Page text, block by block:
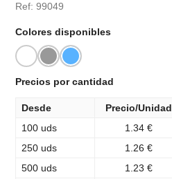
Ref: 99049
Colores disponibles
Precios por cantidad
Desde Precio/Unidad
100 uds
1.34 €
250 uds
1.26 €
500 uds
1.23 €